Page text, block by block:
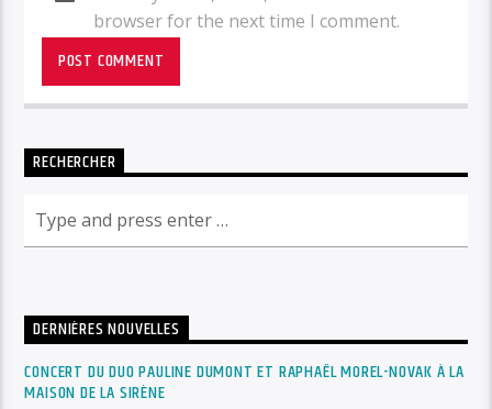
browser for the next time I comment.
RECHERCHER
DERNIÈRES NOUVELLES
CONCERT DU DUO PAULINE DUMONT ET RAPHAËL MOREL-NOVAK À LA
MAISON DE LA SIRÈNE